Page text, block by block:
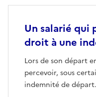
Un salarié qui
droit à une
Lors de son départ
percevoir, sous
indemnité de départ.